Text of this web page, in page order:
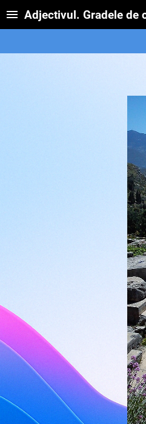
Adjectivul. Gradele de